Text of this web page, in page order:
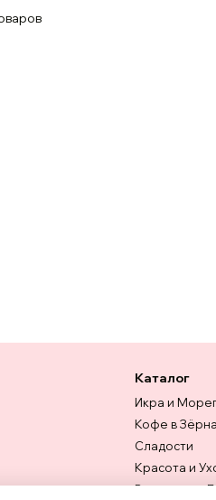
Каталог
Икра и
Кофе в
Сладости
Красота и
Витамины и